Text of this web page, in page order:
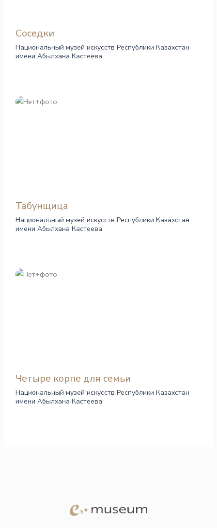
Соседки
Национальный музей искусств Республики Казахстан
имени Абылхана Кастеева
Табунщица
Национальный музей искусств Республики Казахстан
имени Абылхана Кастеева
Четыре корпе для семьи
Национальный музей искусств Республики Казахстан
имени Абылхана Кастеева